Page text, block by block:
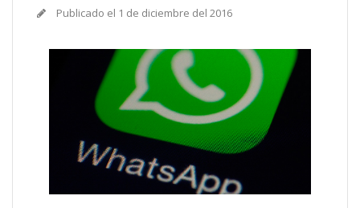
Publicado el 1 de diciembre del 2016